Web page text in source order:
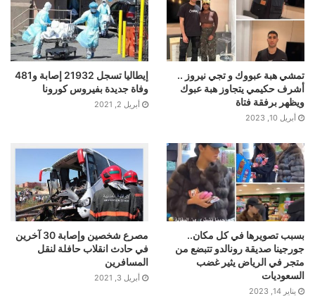
تمشي هبة عبووك و تجي نيروز ..
أشرف حكيمي يتجاوز هبة عبوك
ويظهر برفقة فتاة
أبريل 10, 2023
إيطاليا تسجل 21932 إصابة و481
وفاة جديدة بفيروس كورونا
أبريل 2, 2021
بسبب تصويرها في كل مكان..
جورجينا صديقة رونالدو تتبضع من
متجر في الرياض يثير غضب
السعوديات
يناير 14, 2023
مصرع شخصين وإصابة 30 آخرين
في حادث انقلاب حافلة لنقل
المسافرين
أبريل 3, 2021